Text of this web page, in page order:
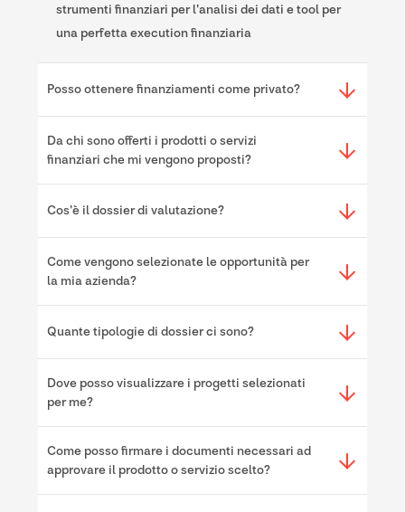
strumenti finanziari per l'analisi dei dati e tool per
una perfetta execution finanziaria
Posso ottenere finanziamenti come privato?
Da chi sono offerti i prodotti o servizi
finanziari che mi vengono proposti?
Cos'è il dossier di valutazione?
Come vengono selezionate le opportunità per
la mia azienda?
Quante tipologie di dossier ci sono?
Dove posso visualizzare i progetti selezionati
per me?
Come posso firmare i documenti necessari ad
approvare il prodotto o servizio scelto?